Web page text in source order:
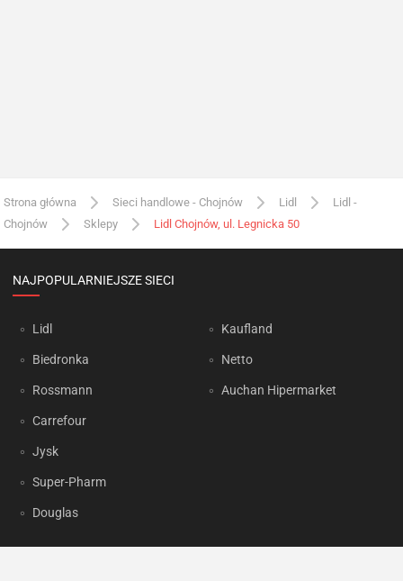
Strona główna Sieci handlowe - Chojnów Lidl
Lidl -
Chojnów
Sklepy Lidl Chojnów, ul. Legnicka 50
NAJPOPULARNIEJSZE SIECI
Lidl
Biedronka
Rossmann
Carrefour
Jysk
Super-Pharm
Douglas
Kaufland
Netto
Auchan Hipermarket